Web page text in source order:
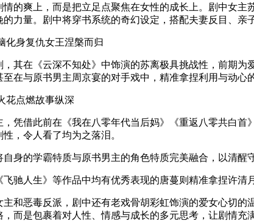
的爽上，而是把立足点聚焦在女性的成长上。剧中女
力量。剧中将穿书系统的奇幻设定，搭配夫妻反目、
身复仇女王涅槃而归
在《云深不知处》中饰演的苏离极具挑战性，前期为
在与原书男主周京宴的对手戏中，精准拿捏利用与动心
点燃故事纵深
借此前在《我在八零年代当后妈》《重返八零共白首
，令人看了均为之落泪。
的学霸特质与原书男主的角色特质完美融合，以清醒
人生》等作品中均有优秀表现的唐蔓则精准拿捏许清
恶毒反派，剧中还有老戏骨胡彩虹饰演的爱女心切的
而是包裹着对人性、情感与成长的多元思考，让剧情充